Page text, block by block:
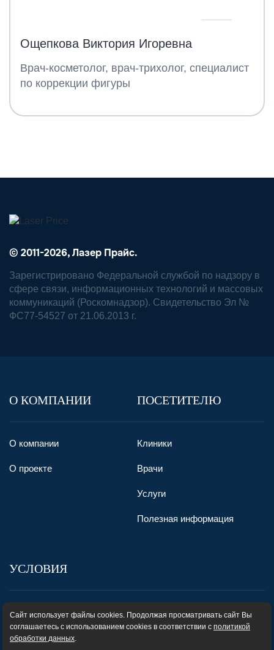
Ощепкова Виктория Игоревна
Врач-косметолог, врач-трихолог, специалист
по коррекции фигуры
© 2011-2026, Лазер Прайс.
Зарегистрировано Федеральной службой по надзору в
сфере связи, информационных технологий и массовых
коммуникаций (Роскомнадзор). Свидетельство Эл №
ФС77-54527 от 21.06.2013 г.
О КОМПАНИИ
О компании
О проекте
ПОСЕТИТЕЛЮ
Клиники
Врачи
Услуги
Полезная информация
УСЛОВИЯ
Пользовательское соглашение
Карта сайта
Сайт использует файлы cookies. Продолжая просматривать сайт Вы
соглашаетесь с использованием cookies в соответствии с политикой
обработки данных.